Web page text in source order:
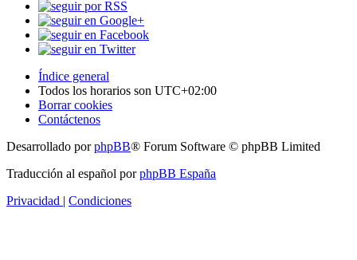
Índice general
Todos los horarios son UTC+02:00
Borrar cookies
Contáctenos
Desarrollado porphpBB® Forum Software © phpBB Limited
Traducción al español porphpBB España
Privacidad | Condiciones